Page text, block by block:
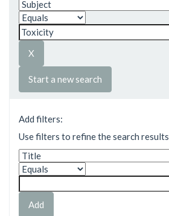
Start a new search
Add filters:
Use filters to refine the search results.